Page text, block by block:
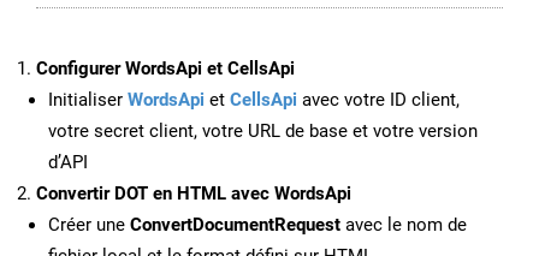
Configurer WordsApi et CellsApi
Initialiser WordsApi et CellsApi avec votre ID client,
votre secret client, votre URL de base et votre version
d’API
Convertir DOT en HTML avec WordsApi
Créer une ConvertDocumentRequest avec le nom de